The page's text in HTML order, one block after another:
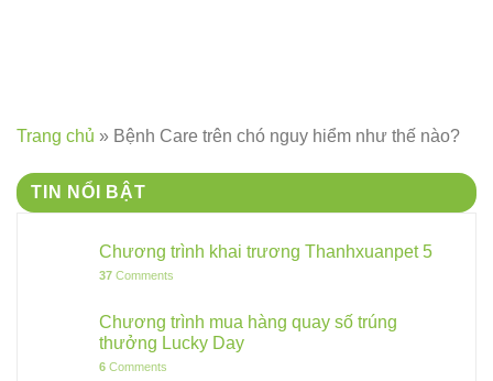
Trang chủ » Bệnh Care trên chó nguy hiểm như thế nào?
TIN NỔI BẬT
Chương trình khai trương Thanhxuanpet 5
37 Comments
Chương trình mua hàng quay số trúng
thưởng Lucky Day
6 Comments